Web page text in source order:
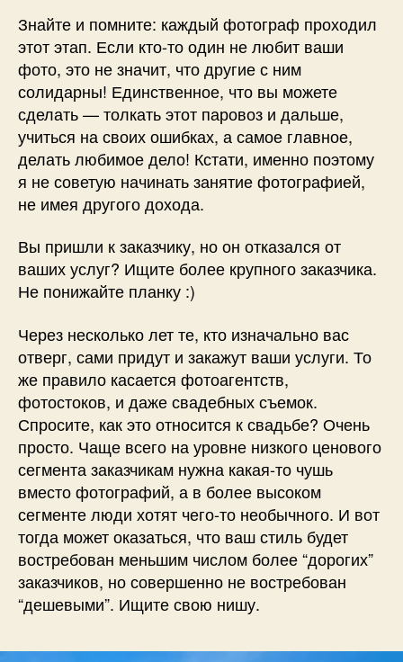
Знайте и помните: каждый фотограф проходил
этот этап. Если кто-то один не любит ваши
фото, это не значит, что другие с ним
солидарны! Единственное, что вы можете
сделать — толкать этот паровоз и дальше,
учиться на своих ошибках, а самое главное,
делать любимое дело! Кстати, именно поэтому
я не советую начинать занятие фотографией,
не имея другого дохода.
Вы пришли к заказчику, но он отказался от
ваших услуг? Ищите более крупного заказчика.
Не понижайте планку :)
Через несколько лет те, кто изначально вас
отверг, сами придут и закажут ваши услуги. То
же правило касается фотоагентств,
фотостоков, и даже свадебных съемок.
Спросите, как это относится к свадьбе? Очень
просто. Чаще всего на уровне низкого ценового
сегмента заказчикам нужна какая-то чушь
вместо фотографий, а в более высоком
сегменте люди хотят чего-то необычного. И вот
тогда может оказаться, что ваш стиль будет
востребован меньшим числом более “дорогих”
заказчиков, но совершенно не востребован
“дешевыми”. Ищите свою нишу.